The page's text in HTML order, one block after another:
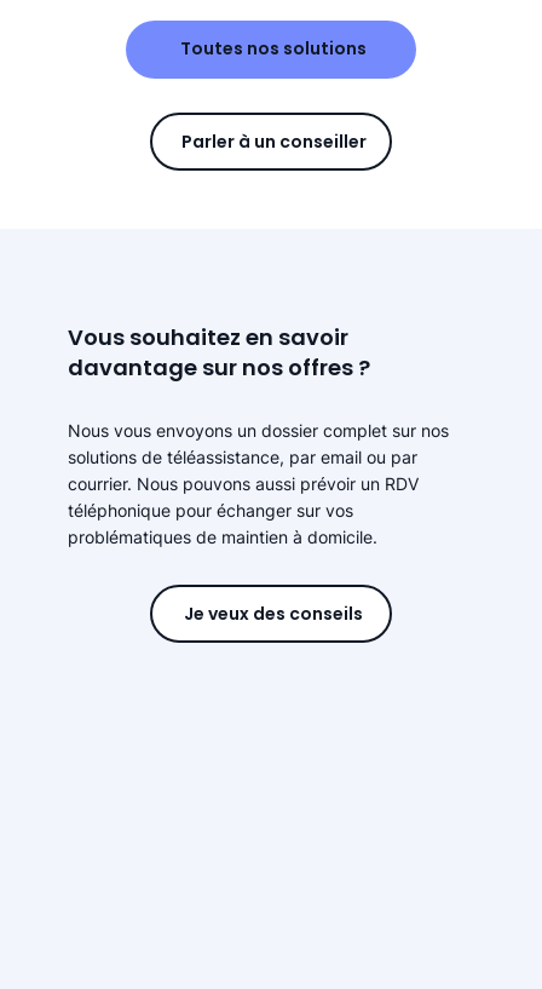
Toutes nos solutions
Parler à un conseiller
Vous souhaitez en savoir
davantage sur nos offres ?
Nous vous envoyons un dossier complet sur nos
solutions de téléassistance, par email ou par
courrier. Nous pouvons aussi prévoir un RDV
téléphonique pour échanger sur vos
problématiques de maintien à domicile.
Je veux des conseils